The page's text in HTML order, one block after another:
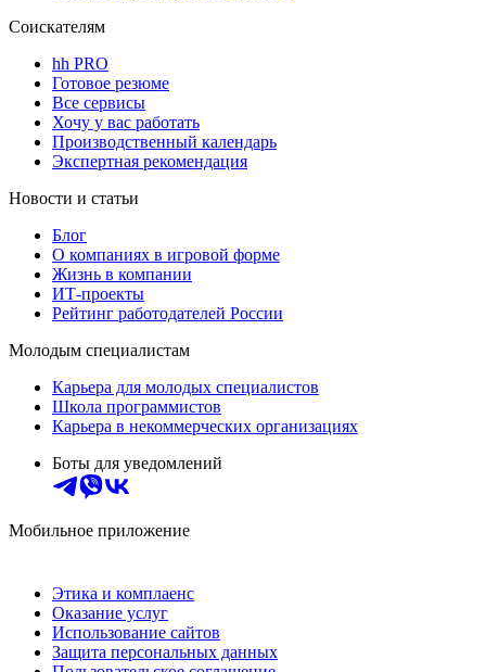
Соискателям
hh PRO
Готовое резюме
Все сервисы
Хочу у вас работать
Производственный календарь
Экспертная рекомендация
Новости и статьи
Блог
О компаниях в игровой форме
Жизнь в компании
ИТ-проекты
Рейтинг работодателей России
Молодым специалистам
Карьера для молодых специалистов
Школа программистов
Карьера в некоммерческих организациях
Боты для уведомлений
Мобильное приложение
Этика и комплаенс
Оказание услуг
Использование сайтов
Защита персональных данных